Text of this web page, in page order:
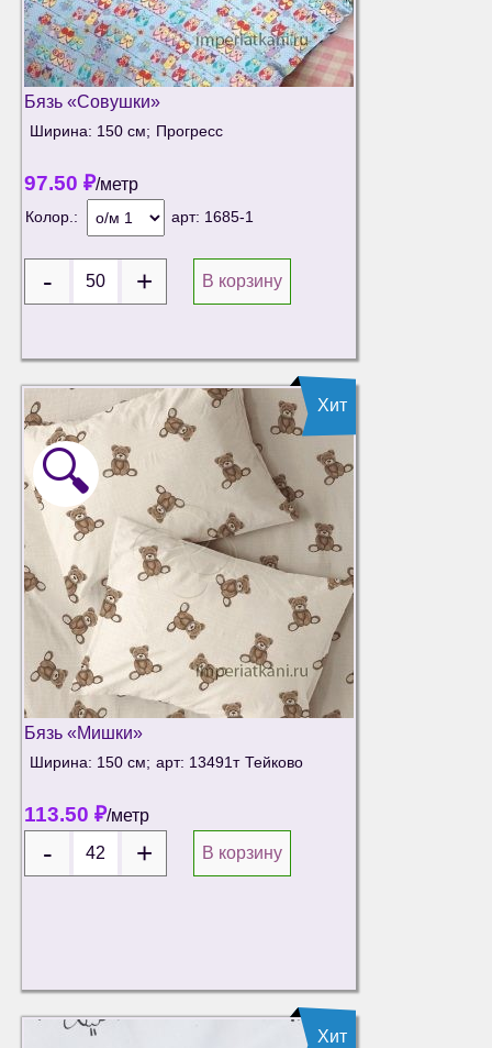
Бязь «Совушки»
Ширина: 150 см; Прогресс
97.50 ₽/метр
Колор.: арт: 1685-1
В корзину
Хит
🔍
Бязь «Мишки»
Ширина: 150 см; арт: 13491т Тейково
113.50 ₽/метр
В корзину
Хит